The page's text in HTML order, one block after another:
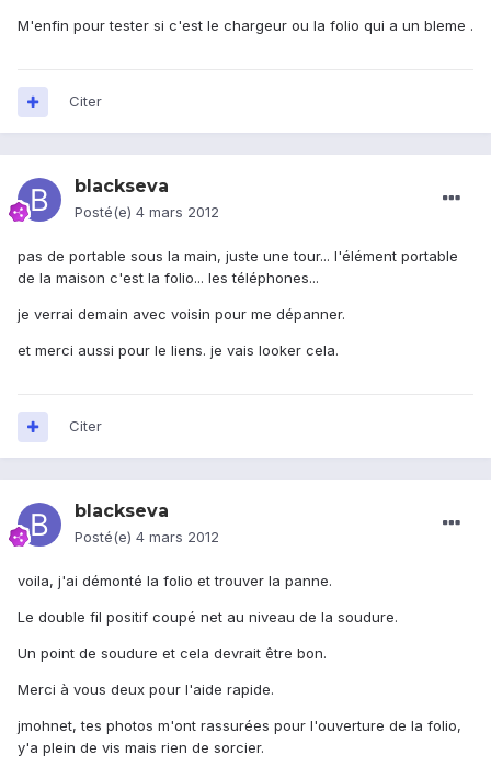
M'enfin pour tester si c'est le chargeur ou la folio qui a un bleme .
Citer
blackseva
Posté(e) 4 mars 2012
pas de portable sous la main, juste une tour... l'élément portable
de la maison c'est la folio... les téléphones...
je verrai demain avec voisin pour me dépanner.
et merci aussi pour le liens. je vais looker cela.
Citer
blackseva
Posté(e) 4 mars 2012
voila, j'ai démonté la folio et trouver la panne.
Le double fil positif coupé net au niveau de la soudure.
Un point de soudure et cela devrait être bon.
Merci à vous deux pour l'aide rapide.
jmohnet, tes photos m'ont rassurées pour l'ouverture de la folio,
y'a plein de vis mais rien de sorcier.